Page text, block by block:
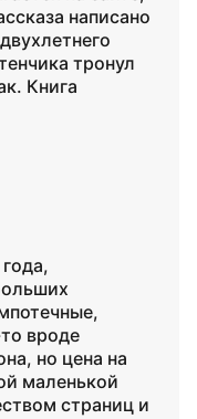
написано
тронул
Книга
вроде
но цена на
маленькой
страниц и